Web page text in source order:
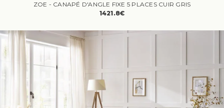
ZOE - CANAPÉ D'ANGLE FIXE 5 PLACES CUIR GRIS
1421.8€